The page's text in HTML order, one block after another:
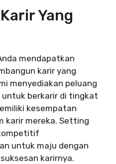
Yang
mendapatkan
karir yang
menyediakan peluang
untuk berkarir di tingkat
kesempatan
karir mereka. Setting
untuk maju dengan
karirnya.